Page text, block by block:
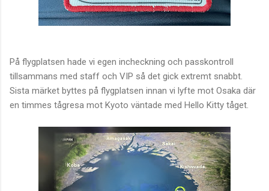
På flygplatsen hade vi egen incheckning och passkontroll
tillsammans med staff och VIP så det gick extremt snabbt.
Sista märket byttes på flygplatsen innan vi lyfte mot Osaka där
en timmes tågresa mot Kyoto väntade med Hello Kitty tåget.